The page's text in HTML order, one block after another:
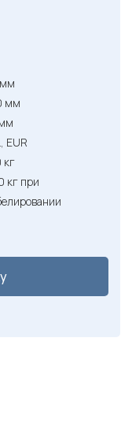
мм
EUR
кг
кг при